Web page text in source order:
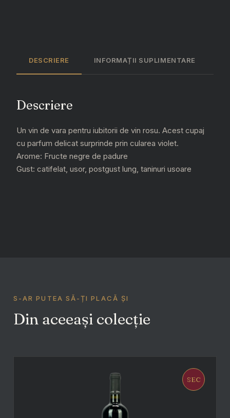
(750DESCRIERE INFORMAȚII SUPLIMENTARE
Descriere
Un vin de vara pentru iubitorii de vin rosu. Acest cupaj
cu parfum delicat surprinde prin cularea violet.
Arome: Fructe negre de padure
Gust: catifelat, usor, postgust lung, taninuri usoare
S-AR PUTEA SĂ-ȚI PLACĂ ȘI
Din aceeași colecție
SEC